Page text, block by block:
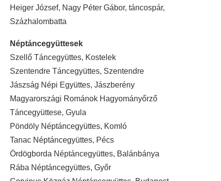
Heiger József, Nagy Péter Gábor, táncospár,
Százhalombatta
Néptáncegyüttesek
Szellő Táncegyüttes, Kostelek
Szentendre Táncegyüttes, Szentendre
Jászság Népi Együttes, Jászberény
Magyarországi Románok Hagyományőrző
Táncegyüttese, Gyula
Pöndöly Néptáncegyüttes, Komló
Tanac Néptáncegyüttes, Pécs
Ördögborda Néptáncegyüttes, Balánbánya
Rába Néptáncegyüttes, Győr